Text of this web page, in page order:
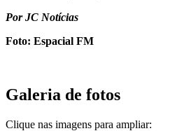
Por JC Notícias
Foto: Espacial FM
Galeria de fotos
Clique nas imagens para ampliar: